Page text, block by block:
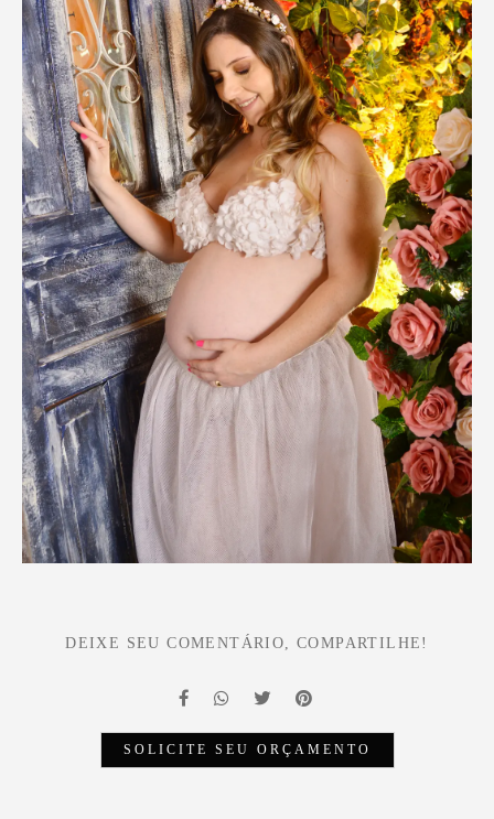
DEIXE SEU COMENTÁRIO, COMPARTILHE!
SOLICITE SEU ORÇAMENTO